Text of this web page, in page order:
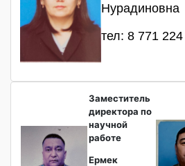
Нурадиновна
тел: 8 771
Заместитель
директора по
научной
работе
Ермек